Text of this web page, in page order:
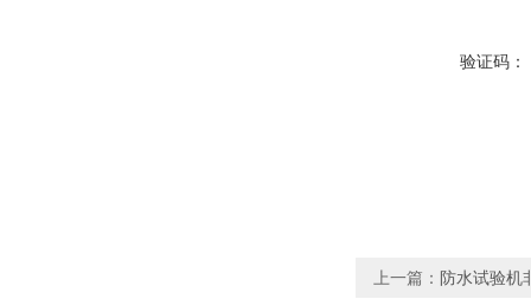
验证码：
上一篇： 防水试验机